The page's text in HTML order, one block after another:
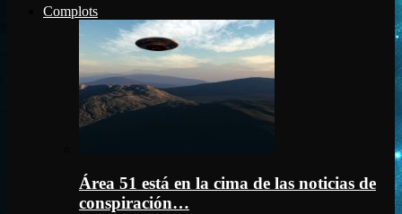
Complots
Área 51 está en la cima de las noticias de
conspiración…